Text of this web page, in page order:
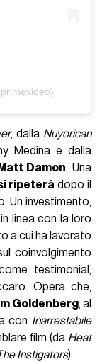
, dalla Nuyorican
Medina e dalla
Matt Damon. Una
ripeterà dopo il
Un investimento,
linea con la loro
a cui ha lavorato
coinvolgimento
testimonial,
Opera che,
Goldenberg, al
con Inarrestabile
film (da Heat
Instigators).